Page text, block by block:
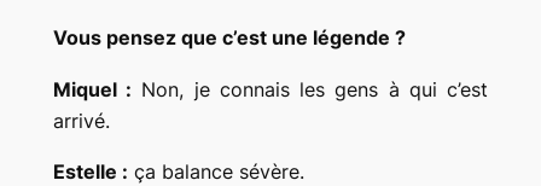
Vous pensez que c’est une légende ?
Miquel : Non, je connais les gens à qui c’est
arrivé.
Estelle : ça balance sévère.